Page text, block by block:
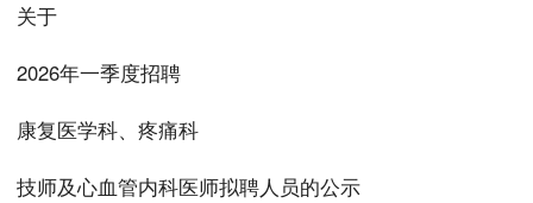
关于
2026年一季度招聘
康复医学科、疼痛科
技师及心血管内科医师拟聘人员的公示